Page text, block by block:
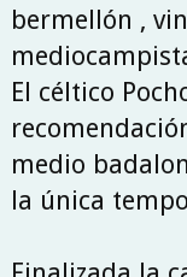
bermellón ,
El céltico
medio
la única